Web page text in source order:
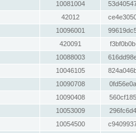
10081004
42012
10096001
420091
10088003
10046105
10090708
10090408
10053009
10054500